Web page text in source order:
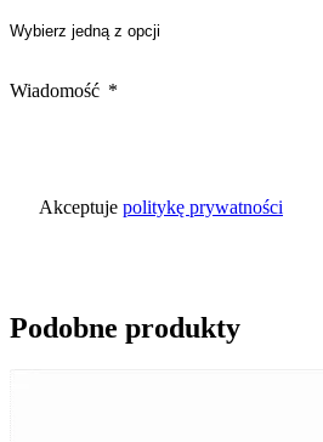
Wiadomość
Akceptuje politykę prywatności
Podobne produkty